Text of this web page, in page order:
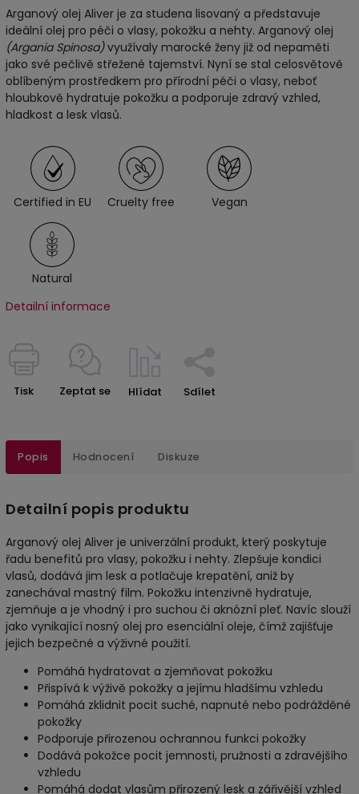
Arganový olej Aliver je za studena lisovaný a představuje
ideální olej pro péči o vlasy, pokožku a nehty. Arganový olej
(Argania Spinosa)využívaly marocké ženy již od nepaměti
jako své pečlivě střežené tajemství. Nyní se stal celosvětově
oblíbeným prostředkem pro přírodní péči o vlasy, neboť
hloubkově hydratuje pokožku a podporuje zdravý vzhled,
hladkost a lesk vlasů.
Certified in EU Cruelty free Vegan
Natural
Detailní informace
Tisk Zeptat se Hlídat Sdílet
Popis Hodnocení Diskuze
Detailní popis produktu
Arganový olej Aliver je univerzální produkt, který poskytuje
řadu benefitů pro vlasy, pokožku i nehty. Zlepšuje kondici
vlasů, dodává jim lesk a potlačuje krepatění, aniž by
zanechával mastný film. Pokožku intenzivně hydratuje,
zjemňuje a je vhodný i pro suchou či aknózní pleť. Navíc slouží
jako vynikající nosný olej pro esenciální oleje, čímž zajišťuje
jejich bezpečné a výživné použití.
Pomáhá hydratovat a zjemňovat pokožku
Přispívá k výživě pokožky a jejímu hladšímu vzhledu
Pomáhá zklidnit pocit suché, napnuté nebo podrážděné
pokožky
Podporuje přirozenou ochrannou funkci pokožky
Dodává pokožce pocit jemnosti, pružnosti a zdravějšího
vzhledu
Pomáhá dodat vlasům přirozený lesk a zářivější vzhled